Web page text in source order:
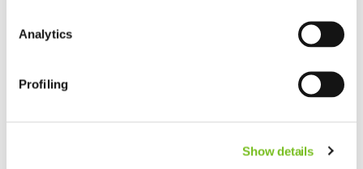
Analytics
Profiling
Show details
για την πρόοδο του ύπνου σας τις οποίες η συσκευή
μπορεί και διαμοιράζει μέσω εσωτερικού μόντεμ και
prisma APP. Διαθέσιμο με τις συσκευές prisma SOFT